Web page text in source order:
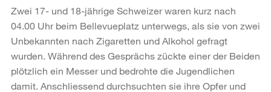
Zwei 17- und 18-jährige Schweizer waren kurz nach
04.00 Uhr beim Bellevueplatz unterwegs, als sie von zwei
Unbekannten nach Zigaretten und Alkohol gefragt
wurden. Während des Gesprächs zückte einer der Beiden
plötzlich ein Messer und bedrohte die Jugendlichen
damit. Anschliessend durchsuchten sie ihre Opfer und